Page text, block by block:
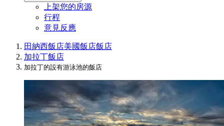
上架您的房源
行程
意見反應
田納西飯店美國飯店飯店
加拉丁飯店
加拉丁的設有游泳池的飯店